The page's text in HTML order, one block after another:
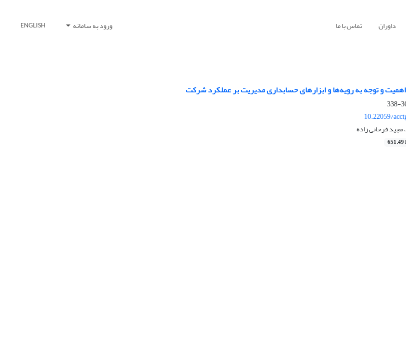
داوران تماس با ما ورود به سامانه ENGLISH
اهمیت و توجه به رویه‌ها و ابزارهای حسابداری مدیریت بر عملکرد شرکت
10.22059/
فرحانی زاده
651.49